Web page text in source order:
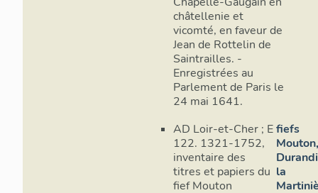
châtellenie et
vicomté, en faveur de
Jean de Rottelin de
Saintrailles. -
Enregistrées au
Parlement de Paris le
24 mai 1641.
AD Loir-et-Cher ; E
122. 1321-1752,
inventaire des
titres et papiers du
fief Mouton
fiefs
la